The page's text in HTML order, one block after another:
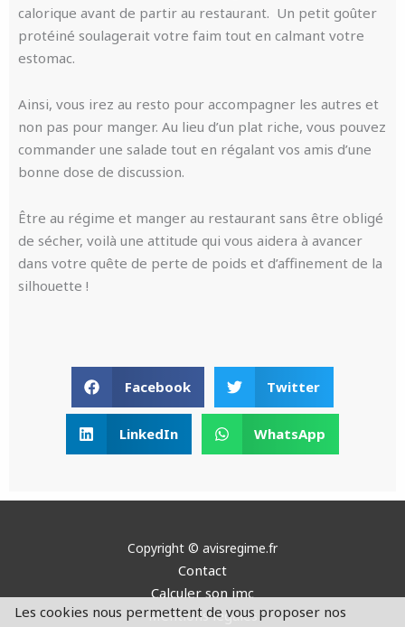
calorique avant de partir au restaurant. Un petit goûter
protéiné soulagerait votre faim tout en calmant votre
estomac.
Ainsi, vous irez au resto pour accompagner les autres et
non pas pour manger. Au lieu d’un plat riche, vous pouvez
commander une salade tout en régalant vos amis d’une
bonne dose de discussion.
Être au régime et manger au restaurant sans être obligé
de sécher, voilà une attitude qui vous aidera à avancer
dans votre quête de perte de poids et d’affinement de la
silhouette !
Facebook Twitter
LinkedIn WhatsApp
Copyright © avisregime.fr
Contact
Calculer son imc
Mentions légales
Les cookies nous permettent de vous proposer nos